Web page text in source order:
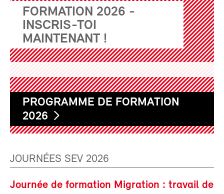
FORMATION 2026 -
INSCRIS-TOI
MAINTENANT !
PROGRAMME DE FORMATION
2026
JOURNÉES SEV 2026
Journée de formation Migration : travail de